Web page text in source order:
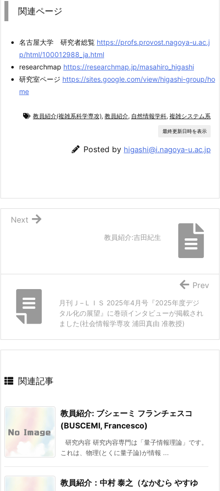
関連ページ
名古屋大学 研究者総覧 https://profs.provost.nagoya-u.ac.j
p/html/100012988_ja.html
researchmap https://researchmap.jp/masahiro_higashi
研究室ページ https://sites.google.com/view/higashi-group/ho
me
教員紹介(複雑系科学専攻), 教員紹介, 自然情報学科, 複雑システム系
最終更新日時を表示
Posted by higashi@i.nagoya-u.ac.jp
教員紹介:吉田紀生
Next
月刊Ｊ−ＬＩＳ 2025年4月号『2025年度デジ
タル化の展望』に巻頭インタビューが掲載され
ました(社会情報学専攻 浦田真由 准教授)
Prev
関連記事
教員紹介: ブシェーミ フランチェスコ
(BUSCEMI, Francesco)
研究内容 研究内容専門は「量子情報理論」です。
これは、物理(とくに量子論)が情報 ...
教員紹介：中村 泰之（なかむら やすゆ